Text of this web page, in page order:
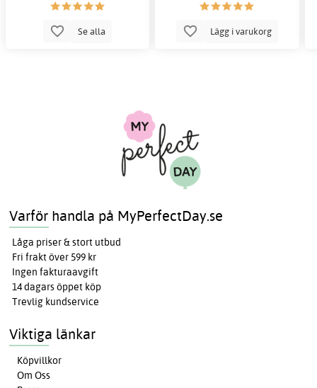
Se alla Lägg i varukorg
Varför handla på MyPerfectDay.se
Låga priser & stort utbud
Fri frakt över 599 kr
Ingen fakturaavgift
14 dagars öppet köp
Trevlig kundservice
Viktiga länkar
Köpvillkor
Om Oss